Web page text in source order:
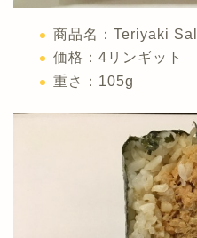
商品名：Teriyaki
価格：4リンギット
重さ：105g